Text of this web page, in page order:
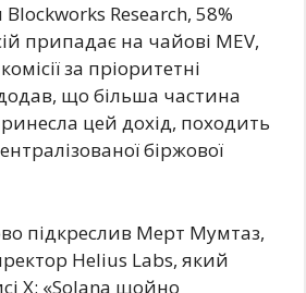
Research, 58%
припадає на чайові MEV,
за пріоритетні
що більша частина
цей дохід, походить
біржової
підкреслив Мерт Мумтаз,
Helius Labs, який
X: «Solana щойно